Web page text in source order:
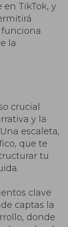
en TikTok, y
la
crucial
y la
escaleta,
que te
tu
clave
captas la
donde